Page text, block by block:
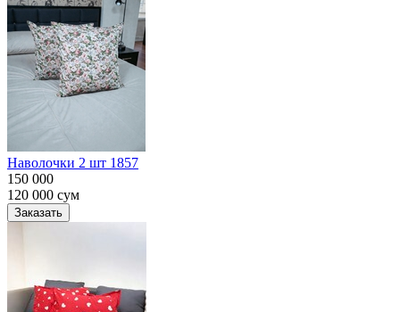
Наволочки 2 шт 1857
150 000
120 000 сум
Заказать